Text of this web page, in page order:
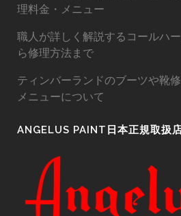
理料金・メニュー
職人が詳しく解説するコールハ
ら修理方法まで
ティンバーランドのブーツや靴
メニューについて
ANGELUS PAINT日本正規取扱